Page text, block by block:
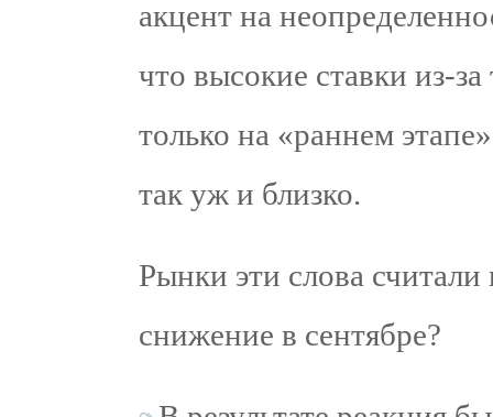
акцент на
что высокие ставки из-
только на «раннем
так уж и близко.
Рынки эти слова
снижение в сентябре?